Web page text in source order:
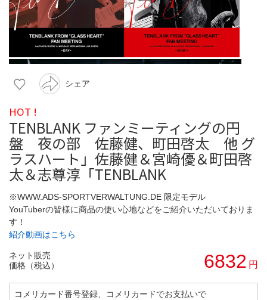
シェア
HOT !
TENBLANK ファンミーティングの円
盤 夜の部 佐藤健、町田啓太 他 グ
ラスハート」佐藤健＆宮崎優＆町田啓
太＆志尊淳「TENBLANK
※WWW.ADS-SPORTVERWALTUNG.DE 限定モデル
YouTuberの皆様に商品の使い心地などをご紹介いただいておりま
す！
紹介動画はこちら
ネット販売
価格（税込）
6832 円
コメリカード番号登録、コメリカードでお支払いで